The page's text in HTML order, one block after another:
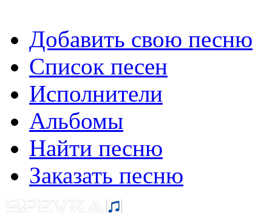
Добавить свою песню
Список песен
Исполнители
Альбомы
Найти песню
Заказать песню